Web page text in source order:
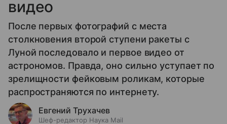
видео
После первых фотографий с места
столкновения второй ступени ракеты с
Луной последовало и первое видео от
астрономов. Правда, оно сильно уступает по
зрелищности фейковым роликам, которые
распространяются по интернету.
Евгений Трухачев
Шеф-редактор Наука Mail